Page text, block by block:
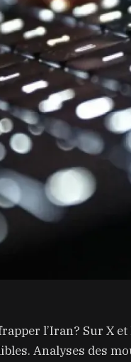
l’Iran? Sur X
Analyses des